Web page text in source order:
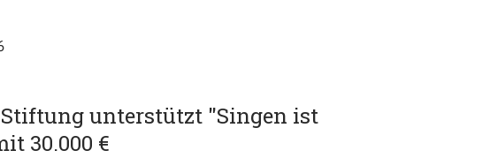
unterstützt "Singen ist
30.000 €